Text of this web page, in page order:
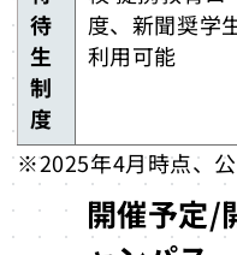
待
生
制
度
度、新聞奨学
利用可能
※2025年4月時点、
開催予定/